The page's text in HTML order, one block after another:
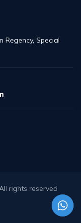
Regency, Special
rights reserved